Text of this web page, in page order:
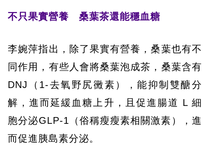
不只果實營養 桑葉茶還能穩血糖
李婉萍指出，除了果實有營養，桑葉也有不
同作用，有些人會將桑葉泡成茶，桑葉含有
DNJ（1-去氧野尻黴素），能抑制雙醣分
解，進而延緩血糖上升，且促進腸道 L 細
胞分泌GLP-1（俗稱瘦瘦素相關激素），進
而促進胰島素分泌。